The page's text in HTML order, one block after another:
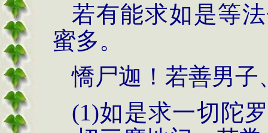
若有能求如是等
蜜多。
憍尸迦！若善男子
(1)如是求一切陀